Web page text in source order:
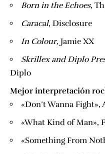
​Born in the Echoes​,
​Caracal​, Disclosure
​In Colour, ​Jamie XX
​Skrillex and Diplo
Diplo
Mejor interpretación
«Don’t Wanna Fight»,
«What Kind of Man»,
«Something From